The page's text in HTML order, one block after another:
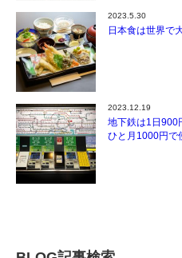
2023.5.30
日本食は世界で
2023.12.19
地下鉄は1日900
ひと月1000円で